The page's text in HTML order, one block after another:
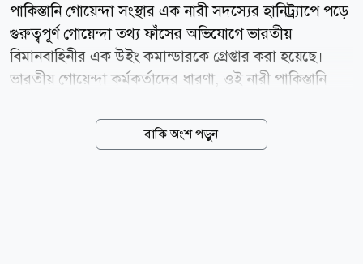
পাকিস্তানি গোয়েন্দা সংস্থার এক নারী সদস্যের হানিট্র্যাপে পড়ে
গুরুত্বপূর্ণ গোয়েন্দা তথ্য ফাঁসের অভিযোগে ভারতীয়
বিমানবাহিনীর এক উইং কমান্ডারকে গ্রেপ্তার করা হয়েছে।
ভারতীয় গোয়েন্দা কর্মকর্তাদের ধারণা, ওই নারী পাকিস্তানি
টুডের শনিবার (৮ আগস্ট) প্রকাশিত এক প্রতিবেদনে বলা
হয়েছে, গত ৩০ মে ওই পাইলটকে গ্রেপ্তার করা হয়। পরে
বাকি অংশ পড়ুন